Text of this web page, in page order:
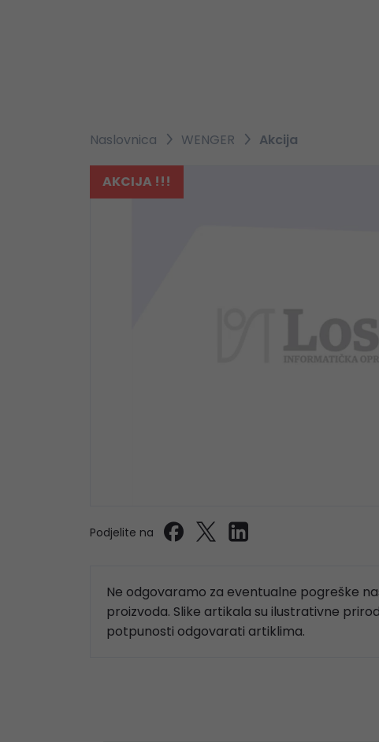
Naslovnica WENGER Akcija
AKCIJA !!!
Podjelite na
Ne odgovaramo za eventualne pogreške
proizvoda. Slike artikala su ilustrativne
potpunosti odgovarati artiklima.